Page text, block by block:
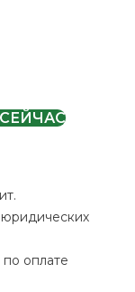
оплате